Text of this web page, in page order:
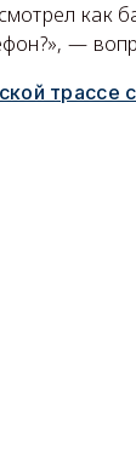
как
—
трассе